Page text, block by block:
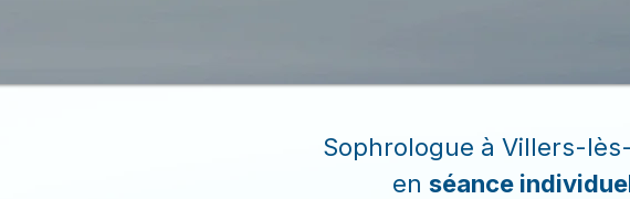
Sophrologue à Villers-
en séance